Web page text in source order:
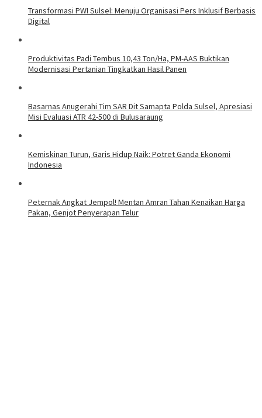
Transformasi PWI Sulsel: Menuju Organisasi Pers Inklusif Berbasis
Digital
Produktivitas Padi Tembus 10,43 Ton/Ha, PM-AAS Buktikan
Modernisasi Pertanian Tingkatkan Hasil Panen
Basarnas Anugerahi Tim SAR Dit Samapta Polda Sulsel, Apresiasi
Misi Evaluasi ATR 42-500 di Bulusaraung
Kemiskinan Turun, Garis Hidup Naik: Potret Ganda Ekonomi
Indonesia
Peternak Angkat Jempol! Mentan Amran Tahan Kenaikan Harga
Pakan, Genjot Penyerapan Telur